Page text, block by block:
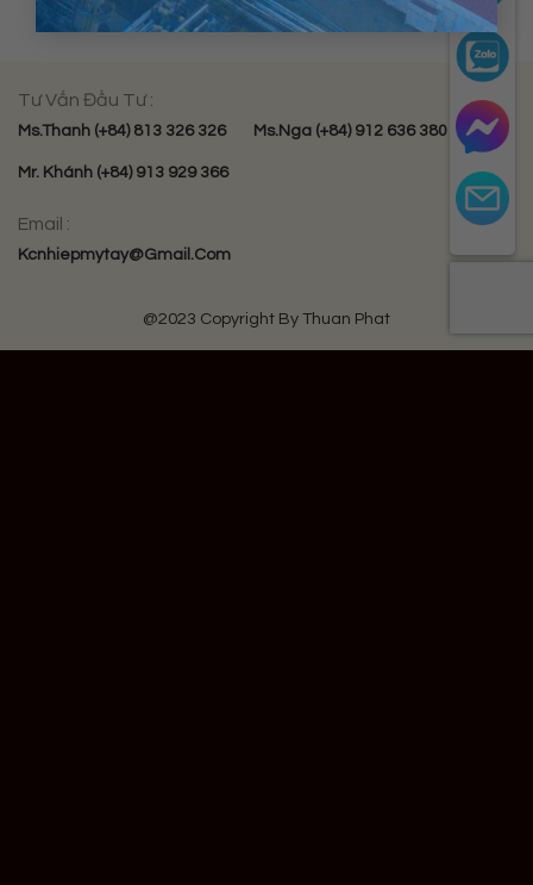
Tư Vấn Đầu Tư :
Ms.Thanh (+84) 813 326 326 Ms.Nga (+84) 912 636 380
Mr. Khánh (+84) 913 929 366
Email :
Kcnhiepmytay@gmail.com
@2023 Copyright By Thuan Phat